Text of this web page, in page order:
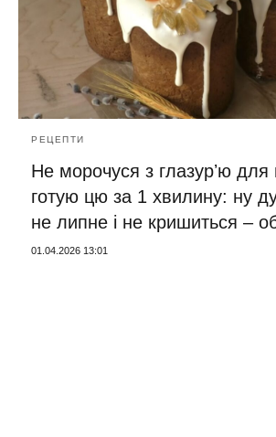
РЕЦЕПТИ
Не морочуся з глазурʼю для
готую цю за 1 хвилину: ну
не липне і не кришиться –
01.04.2026 13:01